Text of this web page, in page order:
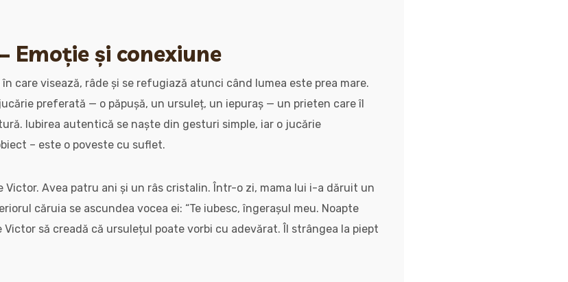
Emoție și conexiune
care visează, râde și se refugiază atunci când lumea este prea mare.
preferată — o păpușă, un ursuleț, un iepuraș — un prieten care îl
Iubirea autentică se naște din gesturi simple, iar o jucărie
– este o poveste cu suflet.
Victor. Avea patru ani și un râs cristalin. Într-o zi, mama lui i-a dăruit un
căruia se ascundea vocea ei: “Te iubesc, îngerașul meu. Noapte
Victor să creadă că ursulețul poate vorbi cu adevărat. Îl strângea la piept